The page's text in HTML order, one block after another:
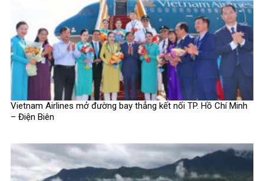
Vietnam Airlines mở đường bay thẳng kết nối TP. Hồ Chí Minh
– Điện Biên